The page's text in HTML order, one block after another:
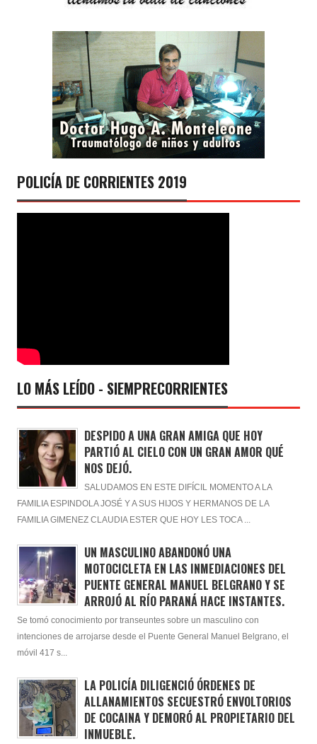
POLICÍA DE CORRIENTES 2019
LO MÁS LEÍDO - SIEMPRECORRIENTES
DESPIDO A UNA GRAN AMIGA QUE HOY
PARTIÓ AL CIELO CON UN GRAN AMOR QUÉ
NOS DEJÓ.
SALUDAMOS EN ESTE DIFÍCIL MOMENTO A LA
FAMILIA ESPINDOLA JOSÉ Y A SUS HIJOS Y HERMANOS DE LA
FAMILIA GIMENEZ CLAUDIA ESTER QUE HOY LES TOCA ...
UN MASCULINO ABANDONÓ UNA
MOTOCICLETA EN LAS INMEDIACIONES DEL
PUENTE GENERAL MANUEL BELGRANO Y SE
ARROJÓ AL RÍO PARANÁ HACE INSTANTES.
Se tomó conocimiento por transeuntes sobre un masculino con
intenciones de arrojarse desde el Puente General Manuel Belgrano, el
móvil 417 s...
LA POLICÍA DILIGENCIÓ ÓRDENES DE
ALLANAMIENTOS SECUESTRÓ ENVOLTORIOS
DE COCAINA Y DEMORÓ AL PROPIETARIO DEL
INMUEBLE.